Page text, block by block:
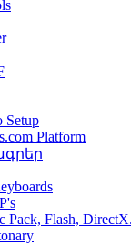
Setup
Platform
Pack, Flash,